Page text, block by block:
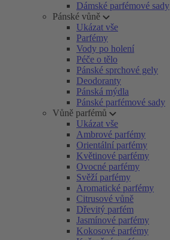
Dámské parfémové sady
Pánské vůně
Ukázat vše
Parfémy
Vody po holení
Péče o tělo
Pánské sprchové gely
Deodoranty
Pánská mýdla
Pánské parfémové sady
Vůně parfémů
Ukázat vše
Ambrové parfémy
Orientální parfémy
Květinové parfémy
Ovocné parfémy
Svěží parfémy
Aromatické parfémy
Citrusové vůně
Dřevitý parfém
Jasmínové parfémy
Kokosové parfémy